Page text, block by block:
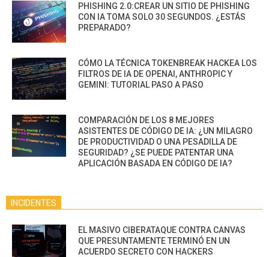
PHISHING 2.0:CREAR UN SITIO DE PHISHING
CON IA TOMA SOLO 30 SEGUNDOS. ¿ESTÁS
PREPARADO?
CÓMO LA TÉCNICA TOKENBREAK HACKEA LOS
FILTROS DE IA DE OPENAI, ANTHROPIC Y
GEMINI: TUTORIAL PASO A PASO
COMPARACIÓN DE LOS 8 MEJORES
ASISTENTES DE CÓDIGO DE IA: ¿UN MILAGRO
DE PRODUCTIVIDAD O UNA PESADILLA DE
SEGURIDAD? ¿SE PUEDE PATENTAR UNA
APLICACIÓN BASADA EN CÓDIGO DE IA?
INCIDENTES
EL MASIVO CIBERATAQUE CONTRA CANVAS
QUE PRESUNTAMENTE TERMINÓ EN UN
ACUERDO SECRETO CON HACKERS